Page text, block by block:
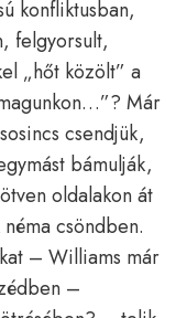
konfliktusban,
felgyorsult,
„hőt közölt” a
Már
csendjük,
bámulják,
oldalakon át
csöndben.
– Williams már
–